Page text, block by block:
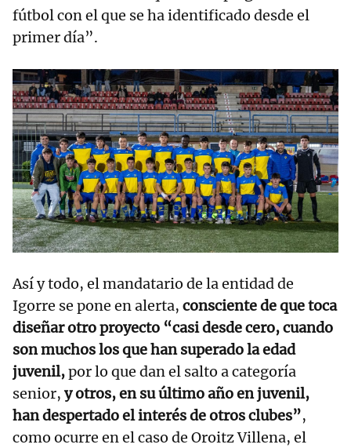
fútbol con el que se ha identificado desde el
primer día”.
Así y todo, el mandatario de la entidad de
Igorre se pone en alerta, consciente de que toca
diseñar otro proyecto “casi desde cero, cuando
son muchos los que han superado la edad
juvenil,por lo que dan el salto a categoría
senior, y otros, en su último año en juvenil,
han despertado el interés de otros clubes”,
como ocurre en el caso de Oroitz Villena, el